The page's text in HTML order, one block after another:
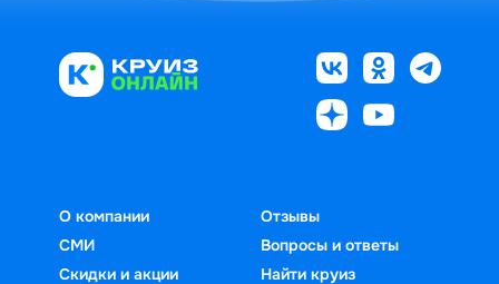
О компании
СМИ
Скидки и акции
Отзывы
Вопросы и ответы
Найти круиз